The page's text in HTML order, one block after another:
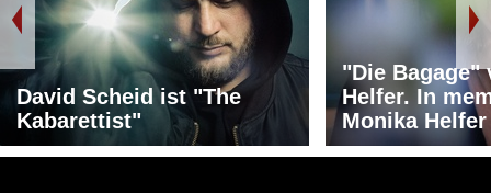
Länge: 04:24 min
Label: Parlophone/EMI 2163052
David Scheid ist "The
Kabarettist"
"Die Bagage"
Helfer. In
Monika Helfer